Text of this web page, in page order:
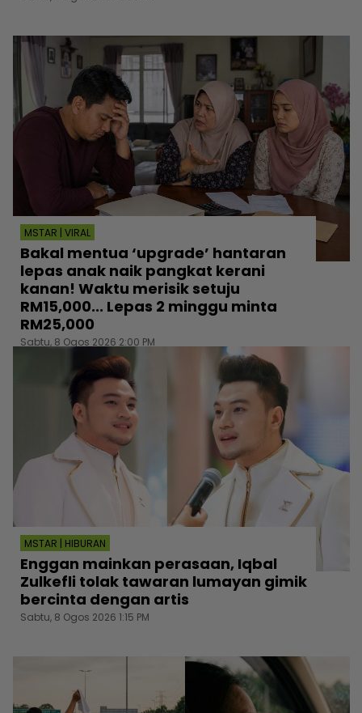
MSTAR | VIRAL
Bakal mentua ‘upgrade’ hantaran
lepas anak naik pangkat kerani
kanan! Waktu merisik setuju
RM15,000... Lepas 2 minggu minta
RM25,000
Sabtu, 8 Ogos 2026 2:00 PM
MSTAR | HIBURAN
Enggan mainkan perasaan, Iqbal
Zulkefli tolak tawaran lumayan gimik
bercinta dengan artis
Sabtu, 8 Ogos 2026 1:15 PM